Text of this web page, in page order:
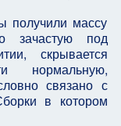
получили массу
зачастую под
скрывается
нормальную,
связано с
в котором